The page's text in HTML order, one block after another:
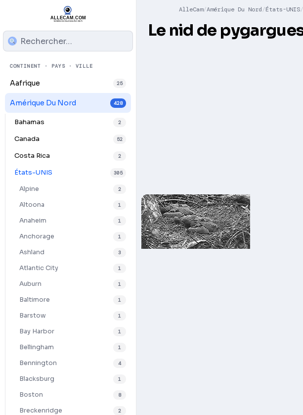
CONTINENT · PAYS · VILLE
Aafrique 25
Amérique Du Nord 428
Bahamas 2
Canada 52
Costa Rica 2
États-UNIS 305
Alpine 2
Altoona 1
Anaheim 1
Anchorage 1
Ashland 3
Atlantic City 1
Auburn 1
Baltimore 1
Barstow 1
Bay Harbor 1
Bellingham 1
Bennington 4
Blacksburg 1
Boston 8
Breckenridge 2
AlleCam Amérique Du Nord États-UNIS
Le nid de